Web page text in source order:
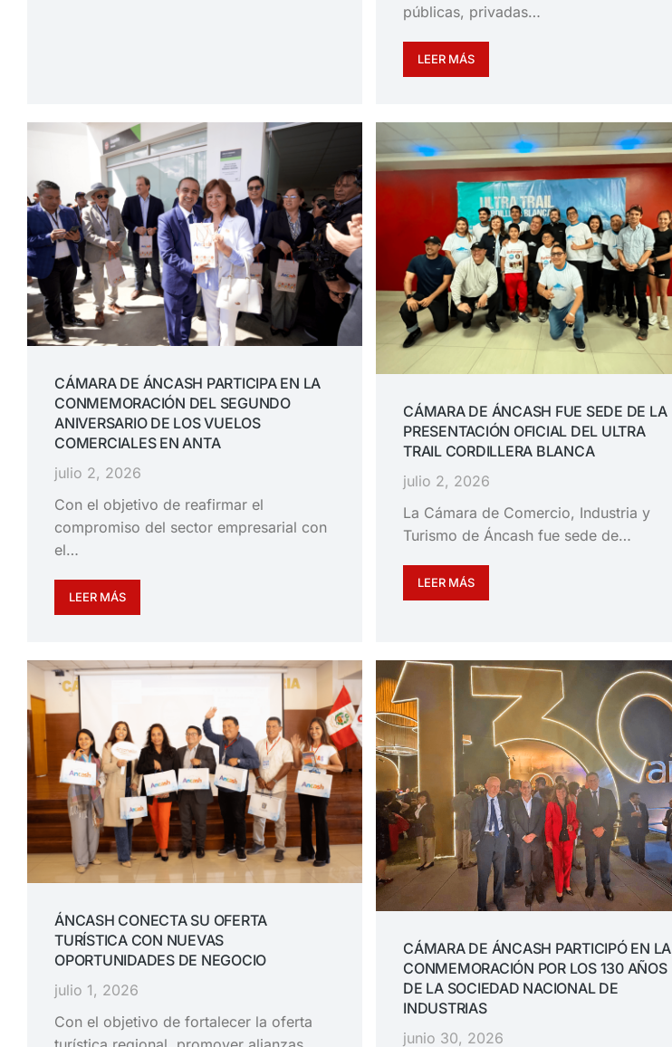
públicas, privadas…
LEER MÁS
CÁMARA DE ÁNCASH PARTICIPA EN LA
CONMEMORACIÓN DEL SEGUNDO
ANIVERSARIO DE LOS VUELOS
COMERCIALES EN ANTA
julio 2, 2026
Con el objetivo de reafirmar el
compromiso del sector empresarial con
el…
LEER MÁS
CÁMARA DE ÁNCASH FUE SEDE DE LA
PRESENTACIÓN OFICIAL DEL ULTRA
TRAIL CORDILLERA BLANCA
julio 2, 2026
La Cámara de Comercio, Industria y
Turismo de Áncash fue sede de…
LEER MÁS
ÁNCASH CONECTA SU OFERTA
TURÍSTICA CON NUEVAS
OPORTUNIDADES DE NEGOCIO
julio 1, 2026
Con el objetivo de fortalecer la oferta
CÁMARA DE ÁNCASH PARTICIPÓ EN LA
CONMEMORACIÓN POR LOS 130 AÑOS
DE LA SOCIEDAD NACIONAL DE
INDUSTRIAS
junio 30, 2026